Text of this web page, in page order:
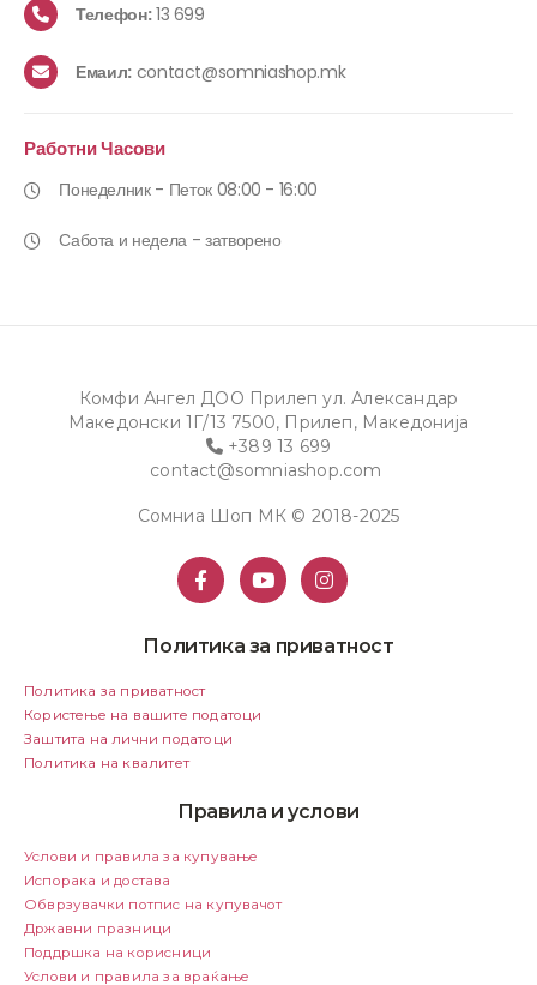
Телефон:13 699
Емаил: contact@somniashop.mk
Работни Часови
Понеделник - Петок 08:00 - 16:00
Сабота и недела - затворено
Комфи Ангел ДОО Прилеп ул. Александар
Македонски 1Г/13 7500, Прилеп, Македонија
+389 13 699
contact@somniashop.com
Сомниа Шоп МК © 2018-2025
Политика за приватност
Политика за приватност
Користење на вашите податоци
Заштита на лични податоци
Политика на квалитет
Правила и услови
Услови и правила за купување
Испорака и достава
Обврзувачки потпис на купувачот
Државни празници
Поддршка на корисници
Услови и правила за враќање